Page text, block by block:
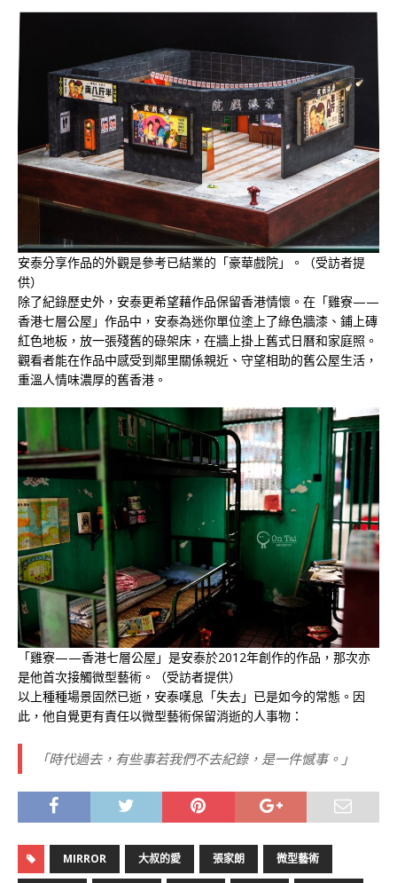
安泰分享作品的外觀是參考已結業的「豪華戲院」。（受訪者提
供）
除了紀錄歷史外，安泰更希望藉作品保留香港情懷。在「雞寮——
香港七層公屋」作品中，安泰為迷你單位塗上了綠色牆漆、鋪上磚
紅色地板，放一張殘舊的碌架床，在牆上掛上舊式日曆和家庭照。
觀看者能在作品中感受到鄰里關係親近、守望相助的舊公屋生活，
重溫人情味濃厚的舊香港。
「雞寮——香港七層公屋」是安泰於2012年創作的作品，那次亦
是他首次接觸微型藝術。（受訪者提供）
以上種種場景固然已逝，安泰嘆息「失去」已是如今的常態。因
此，他自覺更有責任以微型藝術保留消逝的人事物：
「時代過去，有些事若我們不去紀錄，是一件憾事。」
MIRROR 大叔的愛 張家朗 微型藝術